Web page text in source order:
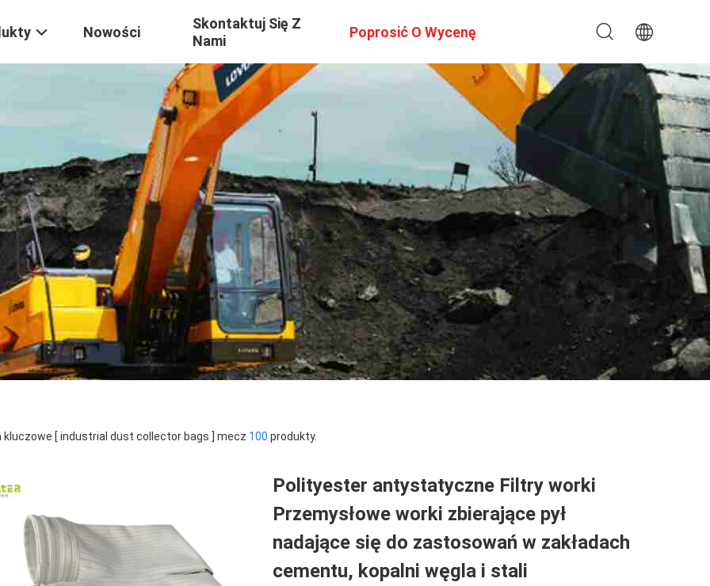
Nowości
Skontaktuj Się Z
Nami
Poprosić O Wycenę
kluczowe [ industrial dust collector bags ] mecz 100 produkty.
Polityester antystatyczne Filtry worki
Przemysłowe worki zbierające pył
nadające się do zastosowań w zakładach
cementu, kopalni węgla i stali